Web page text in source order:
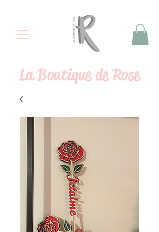
LaBoutique de Rose